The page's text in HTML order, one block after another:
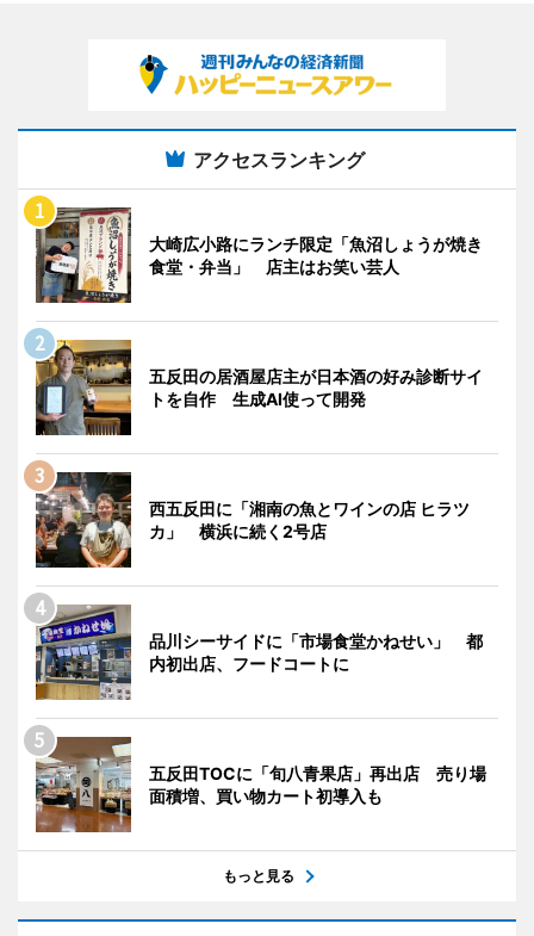
アクセスランキング
大崎広小路にランチ限定「魚沼しょうが焼き
食堂・弁当」 店主はお笑い芸人
五反田の居酒屋店主が日本酒の好み診断サイ
トを自作 生成AI使って開発
西五反田に「湘南の魚とワインの店 ヒラツ
カ」 横浜に続く2号店
品川シーサイドに「市場食堂かねせい」 都
内初出店、フードコートに
五反田TOCに「旬八青果店」再出店 売り場
面積増、買い物カート初導入も
もっと見る